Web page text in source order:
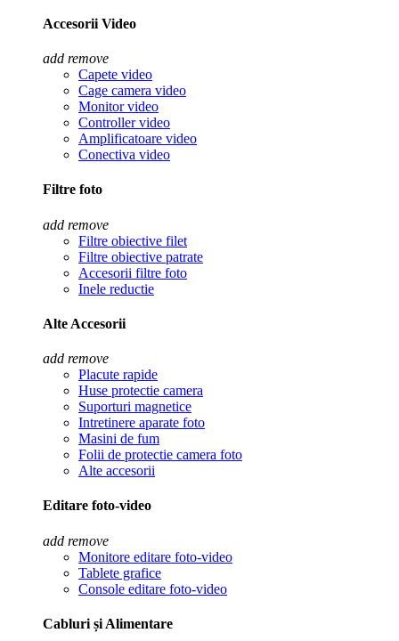
Accesorii Video
add remove
Capete video
Cage camera video
Monitor video
Controller video
Amplificatoare video
Conectiva video
Filtre foto
add remove
Filtre obiective filet
Filtre obiective patrate
Accesorii filtre foto
Inele reductie
Alte Accesorii
add remove
Placute rapide
Huse protectie camera
Suporturi magnetice
Intretinere aparate foto
Masini de fum
Folii de protectie camera foto
Alte accesorii
Editare foto-video
add remove
Monitore editare foto-video
Tablete grafice
Console editare foto-video
Cabluri și Alimentare